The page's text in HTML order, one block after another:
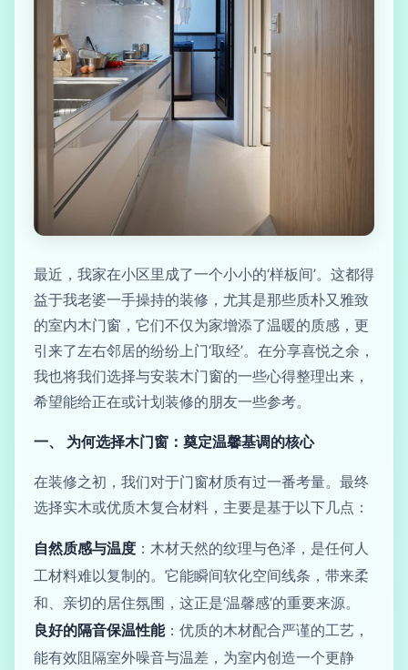
最近，我家在小区里成了一个小小的‘样板间’。这都得
益于我老婆一手操持的装修，尤其是那些质朴又雅致
的室内木门窗，它们不仅为家增添了温暖的质感，更
引来了左右邻居的纷纷上门‘取经’。在分享喜悦之余，
我也将我们选择与安装木门窗的一些心得整理出来，
希望能给正在或计划装修的朋友一些参考。
一、 为何选择木门窗：奠定温馨基调的核心
在装修之初，我们对于门窗材质有过一番考量。最终
选择实木或优质木复合材料，主要是基于以下几点：
自然质感与温度 ：木材天然的纹理与色泽，是任何人
工材料难以复制的。它能瞬间软化空间线条，带来柔
和、亲切的居住氛围，这正是‘温馨感’的重要来源。
良好的隔音保温性能：优质的木材配合严谨的工艺，
能有效阻隔室外噪音与温差，为室内创造一个更静